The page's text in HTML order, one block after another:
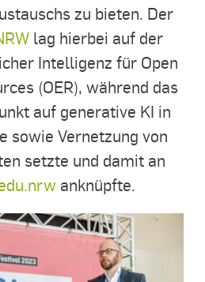
zu bieten. Der
lag hierbei auf der
Intelligenz für Open
(OER), während das
auf generative KI in
sowie Vernetzung von
setzte und damit an
anknüpfte.